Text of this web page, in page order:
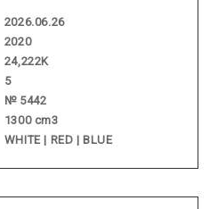
2026.06.26
2020
24,222K
5
№ 5442
1300 cm3
WHITE | RED | BLUE